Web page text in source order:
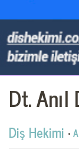
Dt.
Diş Hekimi •